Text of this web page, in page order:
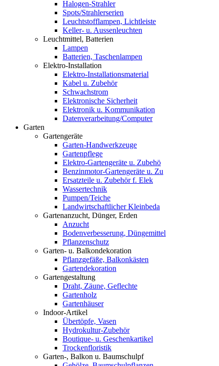
Halogen-Strahler
Spots/Strahlerserien
Leuchtstofflampen, Lichtleiste
Keller- u. Aussenleuchten
Leuchtmittel, Batterien
Lampen
Batterien, Taschenlampen
Elektro-Installation
Elektro-Installationsmaterial
Kabel u. Zubehör
Schwachstrom
Elektronische Sicherheit
Elektronik u. Kommunikation
Datenverarbeitung/Computer
Garten
Gartengeräte
Garten-Handwerkzeuge
Gartenpflege
Elektro-Gartengeräte u. Zubehö
Benzinmotor-Gartengeräte u. Zu
Ersatzteile u. Zubehör f. Elek
Wassertechnik
Pumpen/Teiche
Landwirtschaftlicher Kleinbeda
Gartenanzucht, Dünger, Erden
Anzucht
Bodenverbesserung, Düngemittel
Pflanzenschutz
Garten- u. Balkondekoration
Pflanzgefäße, Balkonkästen
Gartendekoration
Gartengestaltung
Draht, Zäune, Geflechte
Gartenholz
Gartenhäuser
Indoor-Artikel
Übertöpfe, Vasen
Hydrokultur-Zubehör
Boutique- u. Geschenkartikel
Trockenfloristik
Garten-, Balkon u. Baumschulpf